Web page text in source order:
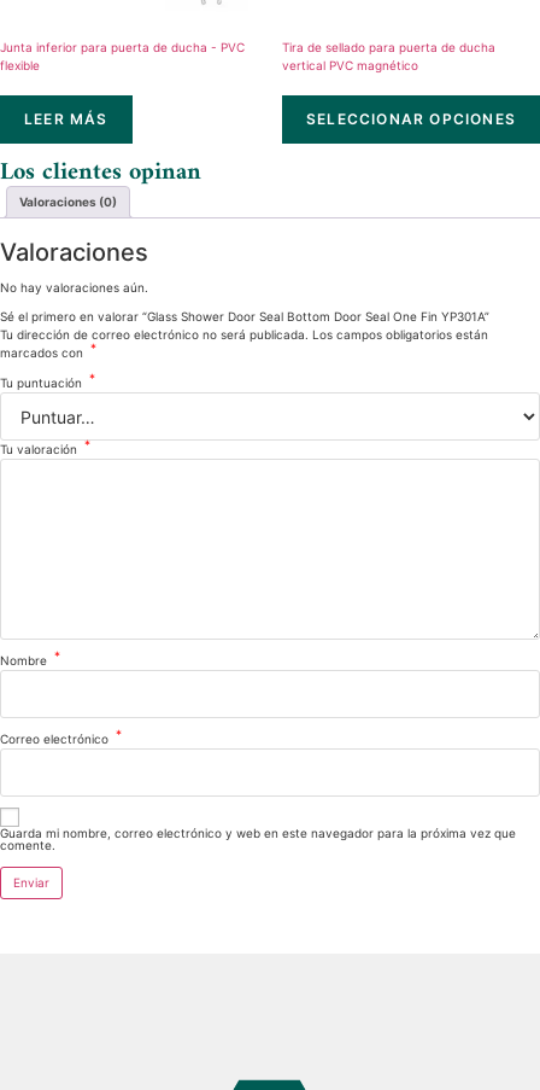
Junta inferior para puerta de ducha - PVC
flexible
LEER MÁS
Tira de sellado para puerta de ducha
vertical PVC magnético
SELECCIONAR OPCIONES
Los clientes opinan
Valoraciones (0)
Valoraciones
No hay valoraciones aún.
Sé el primero en valorar “Glass Shower Door Seal Bottom Door Seal One Fin​ YP301A”
Tu dirección de correo electrónico no será publicada.
Los campos obligatorios están
marcados con *
Tu puntuación *
Tu valoración *
Nombre *
Correo electrónico *
Guarda mi nombre, correo electrónico y web en este navegador para la próxima vez que
comente.